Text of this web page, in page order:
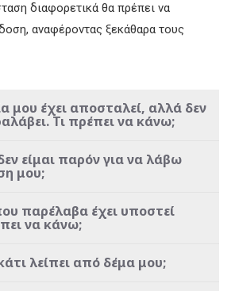
διαφορετικά θα πρέπει να
αναφέροντας ξεκάθαρα τους
μου έχει αποσταλεί, αλλά δεν
Τι πρέπει να κάνω;
είμαι παρόν για να λάβω
μου;
παρέλαβα έχει υποστεί
να κάνω;
λείπει από δέμα μου;